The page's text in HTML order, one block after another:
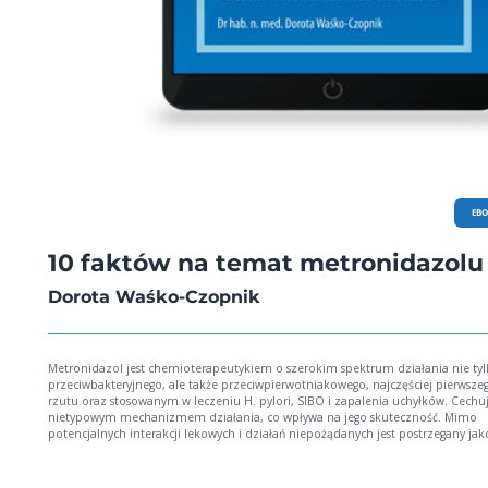
10 faktów na temat metronidazolu
Dorota Waśko-Czopnik
Metronidazol jest chemioterapeutykiem o szerokim spektrum działania nie
przeciwbakteryjnego, ale także przeciwpierwotniakowego, najczęściej
rzutu oraz stosowanym w leczeniu H. pylori, SIBO i zapalenia uchyłków.
nietypowym mechanizmem działania, co wpływa na jego skuteczność. Mimo
potencjalnych interakcji lekowych i działań niepożądanych jest postrzegany